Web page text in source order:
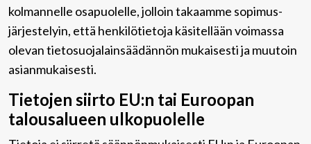
kolmannelle osapuolelle, jolloin takaamme sopimus-
järjestelyin, että henkilötietoja käsitellään voimassa
olevan tietosuojalainsäädännön mukaisesti ja muutoin
asianmukaisesti.
Tietojen siirto EU:n tai Euroopan
talousalueen ulkopuolelle